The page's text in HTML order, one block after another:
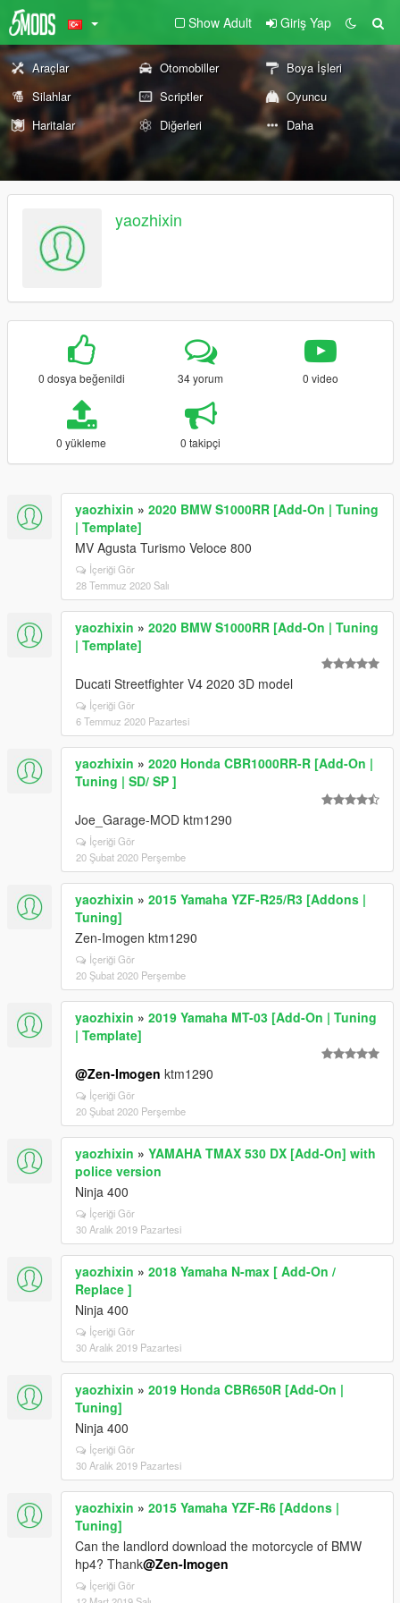
Show Adult Giriş Yap
Araçlar Otomobiller
Boya İşleri
Silahlar
Scriptler
Oyuncu
Haritalar
Diğerleri Daha
yaozhixin
0 dosya beğenildi 34 yorum 0 video
0 yükleme 0 takipçi
yaozhixin » 2020 BMW S1000RR [Add-On | Tuning
| Template]
MV Agusta Turismo Veloce 800
İçeriği Gör
28 Temmuz 2020 Salı
yaozhixin » 2020 BMW S1000RR [Add-On | Tuning
| Template]
Ducati Streetfighter V4 2020 3D model
İçeriği Gör
6 Temmuz 2020 Pazartesi
yaozhixin » 2020 Honda CBR1000RR-R [Add-On |
Tuning | SD/ SP ]
Joe_Garage-MOD ktm1290
İçeriği Gör
20 Şubat 2020 Perşembe
yaozhixin » 2015 Yamaha YZF-R25/R3 [Addons |
Tuning]
Zen-Imogen ktm1290
İçeriği Gör
20 Şubat 2020 Perşembe
yaozhixin » 2019 Yamaha MT-03 [Add-On | Tuning
| Template]
@Zen-Imogen ktm1290
İçeriği Gör
20 Şubat 2020 Perşembe
yaozhixin » YAMAHA TMAX 530 DX [Add-On] with
police version
Ninja 400
İçeriği Gör
30 Aralık 2019 Pazartesi
yaozhixin » 2018 Yamaha N-max [ Add-On /
Replace ]
Ninja 400
İçeriği Gör
30 Aralık 2019 Pazartesi
yaozhixin » 2019 Honda CBR650R [Add-On |
Tuning]
Ninja 400
İçeriği Gör
30 Aralık 2019 Pazartesi
yaozhixin » 2015 Yamaha YZF-R6 [Addons |
Tuning]
Can the landlord download the motorcycle of BMW
hp4? Thank@Zen-Imogen
İçeriği Gör